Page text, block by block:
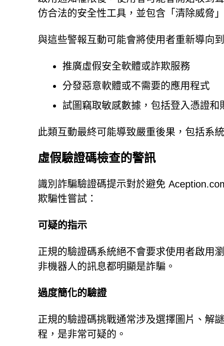
仿合法的安全性工具，並包含「清除威脅
與這些警報互動可能會將使用者重新導向
推廣虛假安全軟體或詐欺服務
分發惡意軟體或不需要的應用程式
試圖竊取敏感數據，包括登入憑證和
此類互動最終可能導致嚴重後果，包括系
虛假驗證碼檢查的警訊
識別詐騙驗證碼提示對於避免
欺騙性嘗試：
可疑的指示
正規的驗證碼系統絕不會要求使用者啟用
非機器人的訊息都明顯是詐騙。
過度簡化的驗證
正規的驗證碼挑戰通常涉及選擇圖片、解
程，是非常可疑的。